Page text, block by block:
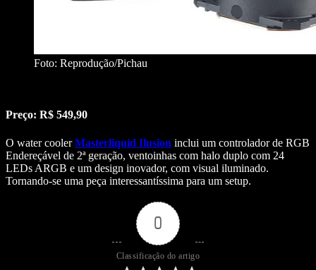
Foto: Reprodução/Pichau
Preço: R$ 549,90
O water coolerMasterliquid Ilusion inclui um controlador de RGB
Endereçável de 2ª geração, ventoinhas com halo duplo com 24
LEDs ARGB e um design inovador, com visual iluminado.
Tornando-se uma peça interessantíssima para um setup.
0
Classificação do artigo